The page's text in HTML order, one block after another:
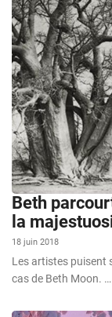
Beth
la
18 juin 2018
Les artistes puisent
cas de Beth Moon. …